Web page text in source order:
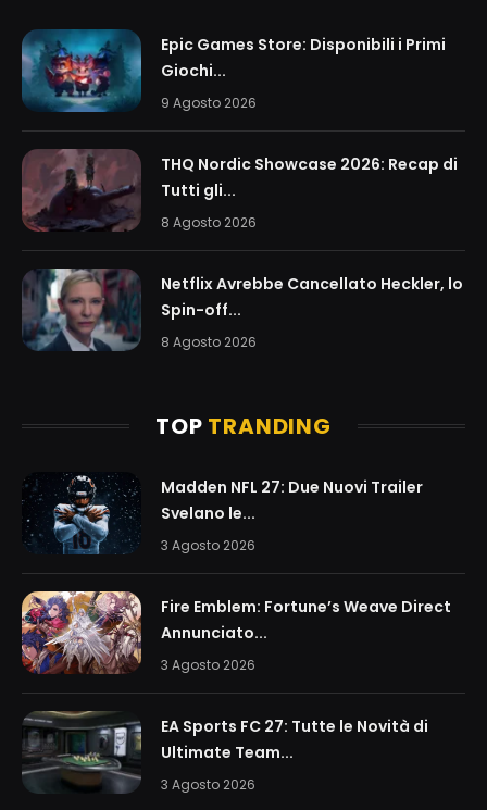
Epic Games Store: Disponibili i Primi
Giochi...
9 Agosto 2026
THQ Nordic Showcase 2026: Recap di
Tutti gli...
8 Agosto 2026
Netflix Avrebbe Cancellato Heckler, lo
Spin-off...
8 Agosto 2026
TOP TRANDING
Madden NFL 27: Due Nuovi Trailer
Svelano le...
3 Agosto 2026
Fire Emblem: Fortune’s Weave Direct
Annunciato...
3 Agosto 2026
EA Sports FC 27: Tutte le Novità di
Ultimate Team...
3 Agosto 2026